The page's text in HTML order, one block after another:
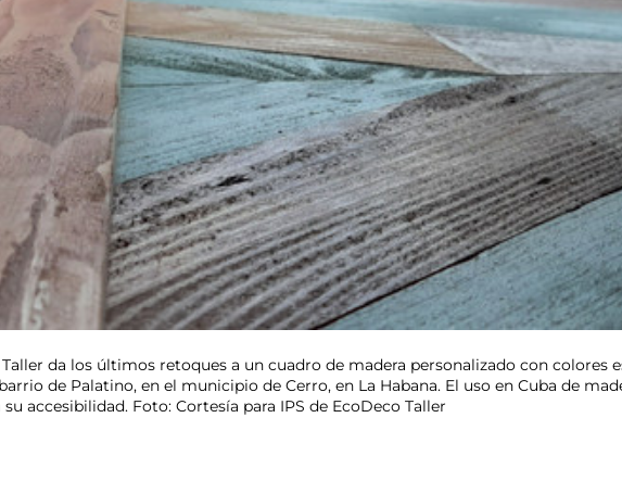
da los últimos retoques a un cuadro de madera personalizado con colores
de Palatino, en el municipio de Cerro, en La Habana. El uso en Cuba de
accesibilidad. Foto: Cortesía para IPS de EcoDeco Taller